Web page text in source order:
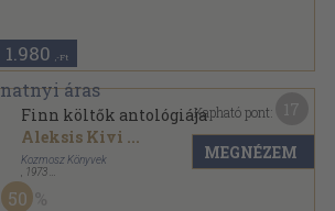
1.980 ,-Ft
Finn költők antológiája
Aleksis Kivi ...
Kozmosz Könyvek
1973
Vászon
A világirodalom gyöngyszemei sorozat
50
Kapható pont:
MEGNÉZEM